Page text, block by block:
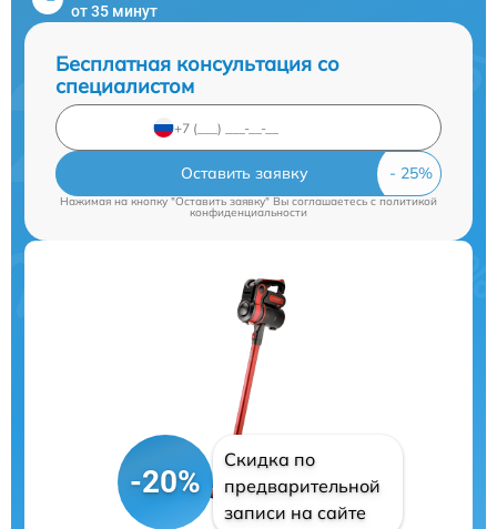
от 35 минут
Бесплатная консультация со
специалистом
Оставить заявку
Нажимая на кнопку "Оставить заявку" Вы соглашаетесь c политикой
конфиденциальности
-20%
Скидка по
предварительной
записи на сайте